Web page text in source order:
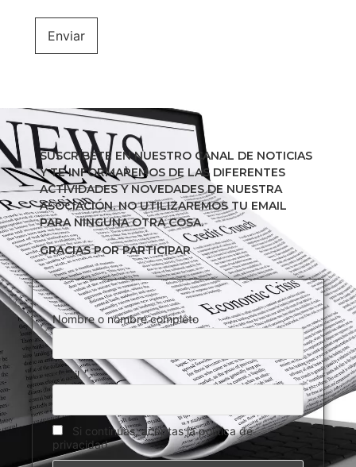
*
Enviar
SUSCRÍBETE EN NUESTRO CANAL DE NOTICIAS
Y TE INFORMAREMOS DE LAS DIFERENTES
ACTIVIDADES Y NOVEDADES DE NUESTRA
ASOCIACIÓN. NO UTILIZAREMOS TU EMAIL
PARA NINGUNA OTRA COSA.
GRACIAS POR PARTICIPAR
Nombre o nombre completo
Email
Si continúas, aceptas la política de
privacidad